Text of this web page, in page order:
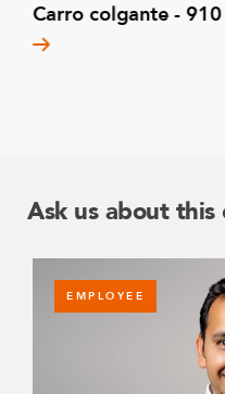
Carro colgante -
Ask us about this
EMPLOYEE